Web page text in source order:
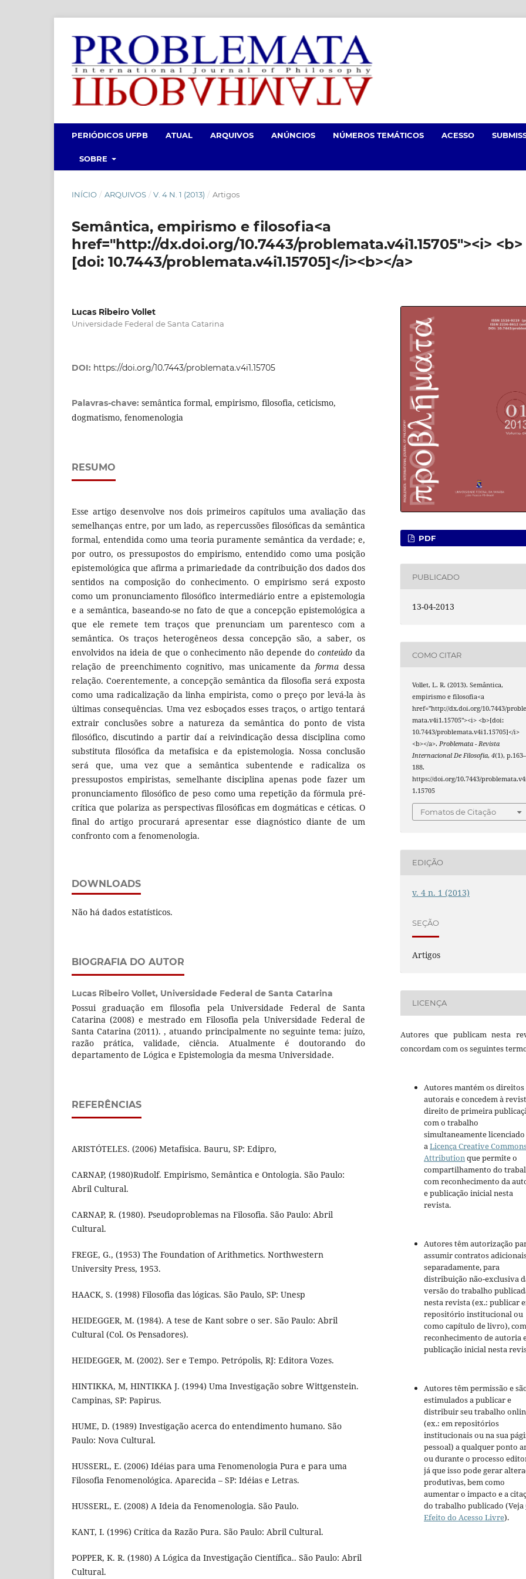
PERIÓDICOS UFPB ATUAL ARQUIVOS ANÚNCIOS NÚMEROS TEMÁTICOS ACESSO
SOBRE
INÍCIO / ARQUIVOS / V. 4 N. 1 (2013) / Artigos
Semântica, empirismo e filosofia<a
href="http://dx.doi.org/10.7443/problemata.v4i1.15705"><i> <b>
[doi: 10.7443/problemata.v4i1.15705]</i><b></a>
Lucas Ribeiro Vollet
Universidade Federal de Santa Catarina
DOI: https://doi.org/10.7443/problemata.v4i1.15705
Palavras-chave: semântica formal, empirismo, filosofia, ceticismo,
dogmatismo, fenomenologia
RESUMO
Esse artigo desenvolve nos dois primeiros capítulos uma avaliação das
semelhanças entre, por um lado, as repercussões filosóficas da semântica
formal, entendida como uma teoria puramente semântica da verdade; e,
por outro, os pressupostos do empirismo, entendido como uma posição
epistemológica que afirma a primariedade da contribuição dos dados dos
sentidos na composição do conhecimento. O empirismo será exposto
como um pronunciamento filosófico intermediário entre a epistemologia
e a semântica, baseando-se no fato de que a concepção epistemológica a
que ele remete tem traços que prenunciam um parentesco com a
semântica. Os traços heterogêneos dessa concepção são, a saber, os
envolvidos na ideia de que o conhecimento não depende doconteúdo da
relação de preenchimento cognitivo, mas unicamente daforma dessa
relação. Coerentemente, a concepção semântica da filosofia será exposta
como uma radicalização da linha empirista, como o preço por levá-la às
últimas consequências. Uma vez esboçados esses traços, o artigo tentará
extrair conclusões sobre a natureza da semântica do ponto de vista
filosófico, discutindo a partir daí a reivindicação dessa disciplina como
substituta filosófica da metafísica e da epistemologia. Nossa conclusão
será que, uma vez que a semântica subentende e radicaliza os
pressupostos empiristas, semelhante disciplina apenas pode fazer um
pronunciamento filosófico de peso como uma repetição da fórmula pré-
crítica que polariza as perspectivas filosóficas em dogmáticas e céticas. O
final do artigo procurará apresentar esse diagnóstico diante de um
confronto com a fenomenologia.
DOWNLOADS
Não há dados estatísticos.
BIOGRAFIA DO AUTOR
Lucas Ribeiro Vollet, Universidade Federal de Santa Catarina
Possui graduação em filosofia pela Universidade Federal de Santa
Catarina (2008) e mestrado em Filosofia pela Universidade Federal de
Santa Catarina (2011). , atuando principalmente no seguinte tema: juízo,
razão prática, validade, ciência. Atualmente é doutorando do
departamento de Lógica e Epistemologia da mesma Universidade.
REFERÊNCIAS
ARISTÓTELES. (2006) Metafísica. Bauru, SP: Edipro,
CARNAP, (1980)Rudolf. Empirismo, Semântica e Ontologia. São Paulo:
Abril Cultural.
CARNAP, R. (1980). Pseudoproblemas na Filosofia. São Paulo: Abril
Cultural.
FREGE, G., (1953) The Foundation of Arithmetics. Northwestern
University Press, 1953.
HAACK, S. (1998) Filosofia das lógicas. São Paulo, SP: Unesp
HEIDEGGER, M. (1984). A tese de Kant sobre o ser. São Paulo: Abril
Cultural (Col. Os Pensadores).
HEIDEGGER, M. (2002). Ser e Tempo. Petrópolis, RJ: Editora Vozes.
HINTIKKA, M, HINTIKKA J. (1994) Uma Investigação sobre Wittgenstein.
Campinas, SP: Papirus.
HUME, D. (1989) Investigação acerca do entendimento humano. São
Paulo: Nova Cultural.
HUSSERL, E. (2006) Idéias para uma Fenomenologia Pura e para uma
Filosofia Fenomenológica. Aparecida – SP: Idéias e Letras.
HUSSERL, E. (2008) A Ideia da Fenomenologia. São Paulo.
KANT, I. (1996) Crítica da Razão Pura. São Paulo: Abril Cultural.
POPPER, K. R. (1980) A Lógica da Investigação Científica.. São Paulo: Abril
Cultural.
PDF
PUBLICADO
13-04-2013
COMO CITAR
Vollet, L. R. (2013). Semântica,
empirismo e filosofia<a
href="http://dx.doi.org/10.7443/proble
mata.v4i1.15705"><i> <b>[doi:
10.7443/problemata.v4i1.15705]</i>
<b></a>.Problemata - Revista
Internacional De Filosofia,4(1), p.163–
188.
https://doi.org/10.7443/
1.15705
Fomatos de Citação
EDIÇÃO
v. 4 n. 1 (2013)
SEÇÃO
Artigos
LICENÇA
Autores que publicam nesta
concordam com os seguintes
Autores mantém os direitos
autorais e concedem à
direito de primeira
com o trabalho
simultaneamente
aLicença Creative
Attributionque permite o
compartilhamento do
com reconhecimento da
e publicação inicial nesta
revista.
Autores têm autorização
assumir contratos
separadamente, para
distribuição não-exclusiva
versão do trabalho
nesta revista (ex.: publicar
repositório institucional ou
como capítulo de livro), com
reconhecimento de autoria
publicação inicial nesta
Autores têm permissão e
estimulados a publicar e
distribuir seu trabalho
(ex.: em repositórios
institucionais ou na sua
pessoal) a qualquer ponto
ou durante o processo
já que isso pode gerar
produtivas, bem como
aumentar o impacto e a
do trabalho publicado (Veja
Efeito do Acesso Livre).